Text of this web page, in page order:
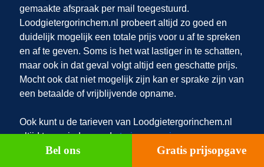
gemaakte afspraak per mail toegestuurd.
Loodgietergorinchem.nl probeert altijd zo goed en
duidelijk mogelijk een totale prijs voor u af te spreken
en af te geven. Soms is het wat lastiger in te schatten,
maar ook in dat geval volgt altijd een geschatte prijs.
Mocht ook dat niet mogelijk zijn kan er sprake zijn van
een betaalde of vrijblijvende opname.
Ook kunt u de tarieven van Loodgietergorinchem.nl
altijd terugvinden op detarievenpagina.
Bel ons Gratis prijsopgave